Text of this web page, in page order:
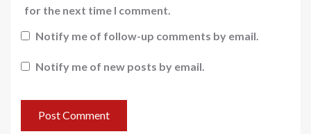
for the next time I comment.
Notify me of follow-up comments by email.
Notify me of new posts by email.